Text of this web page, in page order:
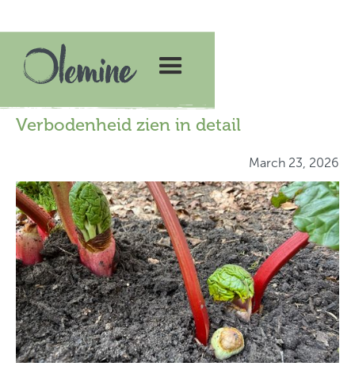
Verbodenheid zien in detail
March 23, 2026